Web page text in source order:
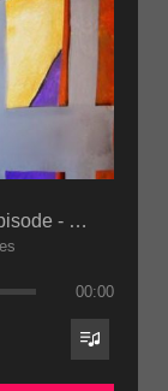
2019 - En Attendant - 1er épisode - Les conditions de détention 2eme passe(1)
00:00